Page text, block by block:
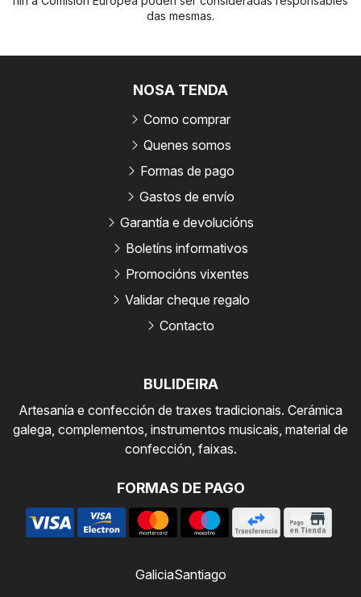
das mesmas.
BULIDEIRA
Artesanía e confección de traxes tradicionais. Cerámica
galega, complementos, instrumentos musicais, material de
confección, faixas.
FORMAS DE PAGO
NOSA TENDA
Como comprar
Quenes somos
Formas de pago
Gastos de envío
Garantía e devolucións
Boletíns informativos
Promocións vixentes
Validar cheque regalo
Contacto
GaliciaSantiago